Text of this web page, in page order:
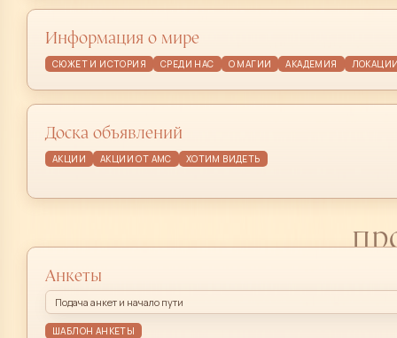
Информация о мире
СЮЖЕТ И ИСТОРИЯ СРЕДИ НАС О МАГИИ АКАДЕМИЯ
Доска объявлений
АКЦИИ АКЦИИ ОТ АМС ХОТИМ ВИДЕТЬ
Анкеты
Подача анкет и начало пути
ШАБЛОН АНКЕТЫ